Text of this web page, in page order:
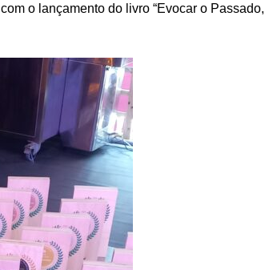
o lançamento do livro “Evocar o Passado,